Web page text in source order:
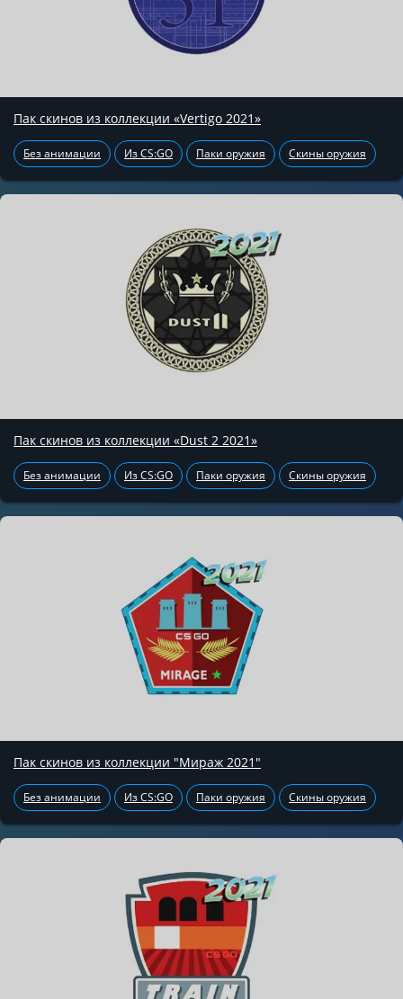
Пак скинов из коллекции «Vertigo 2021»
Без анимации Из CS:GO Паки оружия Скины оружия
Пак скинов из коллекции «Dust 2 2021»
Без анимации Из CS:GO Паки оружия Скины оружия
Пак скинов из коллекции "Мираж 2021"
Без анимации Из CS:GO Паки оружия Скины оружия